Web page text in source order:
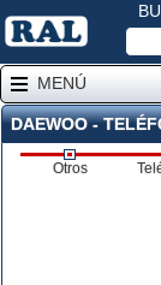
MENÚ
DAEWOO -
Otros